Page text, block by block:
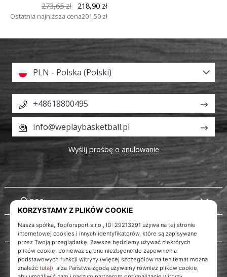
273,65 zł
218,90 zł
Ostatnia najniższa cena201,50 zł
O nas
Obsługa klienta
PLN - Polska (Polski)
+48618800495
info@weplaybasketball.pl
Wyślij prośbę o anulowanie